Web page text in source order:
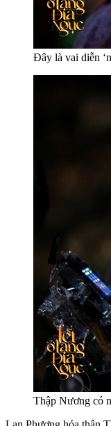
Đây là vai diễn
Thập Nương có